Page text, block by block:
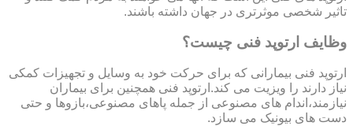
تاثیر شخصی موثرتری در جهان داشته باشند.
وظایف ارتوپد فنی چیست؟
ارتوپد فنی بیمارانی که برای حرکت خود به وسایل و تجهیزات کمکی
نیاز دارند را ویزیت می کند.ارتوپد فنی همچنین برای بیماران
نیازمند،اندام های مصنوعی از جمله پاهای مصنوعی،بازوها و حتی
دست های بیونیک می سازد.